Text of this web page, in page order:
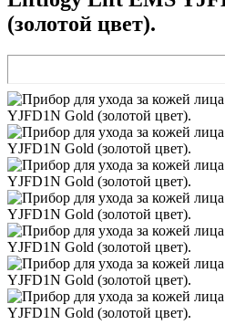
(золотой цвет).